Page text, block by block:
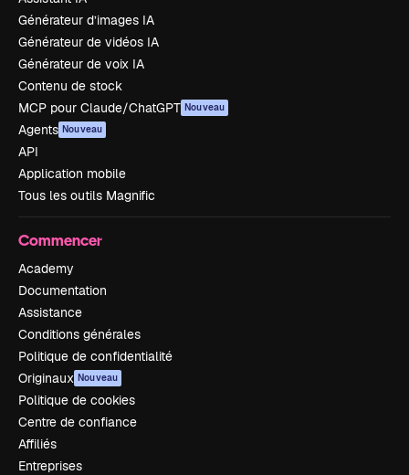
Générateur d’images IA
Générateur de vidéos IA
Générateur de voix IA
Contenu de stock
MCP pour Claude/ChatGPT Nouveau
Agents Nouveau
API
Application mobile
Tous les outils Magnific
Commencer
Academy
Documentation
Assistance
Conditions générales
Politique de confidentialité
Originaux Nouveau
Politique de cookies
Centre de confiance
Affiliés
Entreprises